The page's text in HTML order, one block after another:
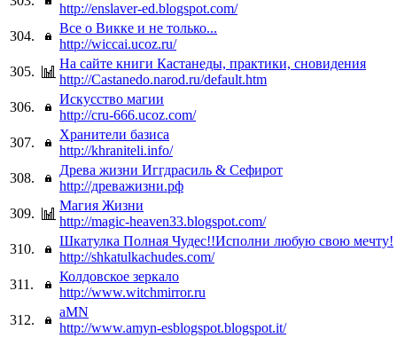
http://enslaver-ed.blogspot.com/
304.
Все о Викке и не только...
http://wiccai.ucoz.ru/
305.
На сайте книги Кастанеды, практики, сновидения
http://Castanedo.narod.ru/default.htm
306.
Искусство магии
http://cru-666.ucoz.com/
307.
Хранители базиса
http://khraniteli.info/
308.
Древа жизни Иггдрасиль & Сефирот
http://древажизни.рф
309.
Магия Жизни
http://magic-heaven33.blogspot.com/
310.
Шкатулка Полная Чудес!!Исполни любую свою мечту!
http://shkatulkachudes.com/
311.
Колдовское зеркало
http://www.witchmirror.ru
312.
aMN
http://www.amyn-esblogspot.blogspot.it/